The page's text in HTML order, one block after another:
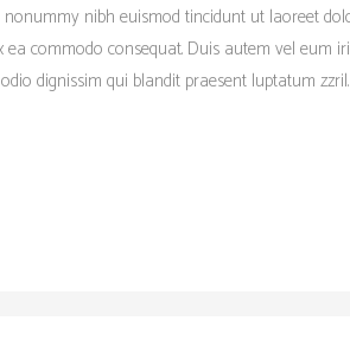
nibh euismod tincidunt ut laoreet
commodo consequat. Duis autem vel
dignissim qui blandit praesent luptatum